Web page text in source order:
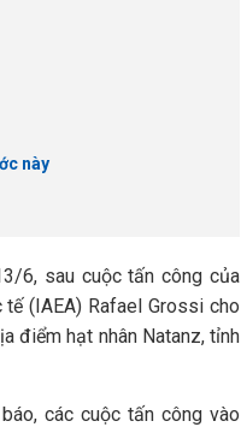
này
6, sau cuộc tấn công của
(IAEA) Rafael Grossi cho
điểm hạt nhân Natanz, tỉnh
các cuộc tấn công vào